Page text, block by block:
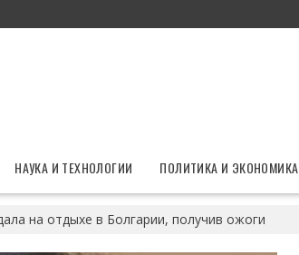
НАУКА И ТЕХНОЛОГИИ ПОЛИТИКА И ЭКОНОМИКА
на отдыхе в Болгарии, получив ожоги